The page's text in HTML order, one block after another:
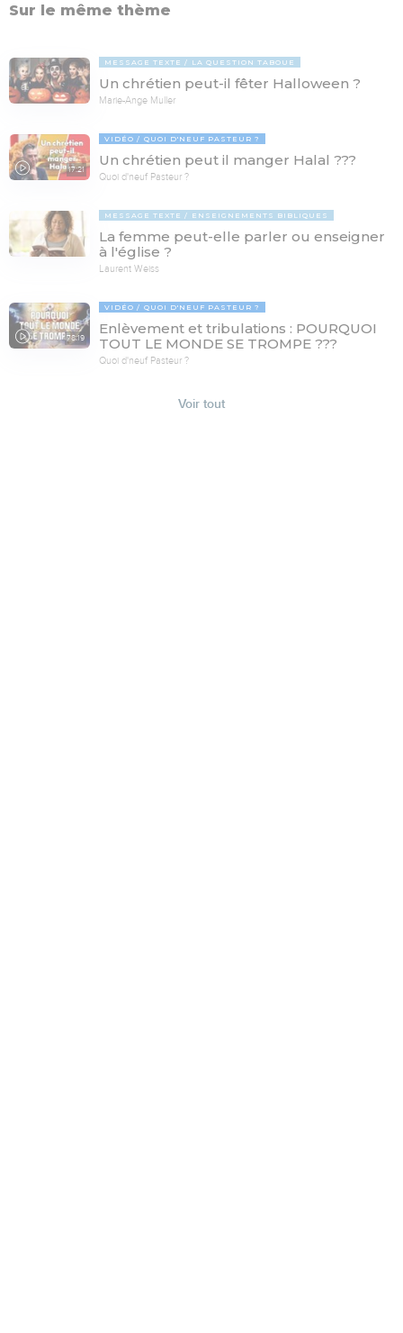
Sur le même thème
MESSAGE TEXTE LA QUESTION TABOUE
Un chrétien peut-il fêter Halloween ?
Marie-Ange Muller
17:21
VIDÉO QUOI D'NEUF PASTEUR ?
Un chrétien peut il manger Halal ???
Quoi d'neuf Pasteur ?
MESSAGE TEXTE ENSEIGNEMENTS BIBLIQUES
La femme peut-elle parler ou enseigner
à l'église ?
Laurent Weiss
78:19
VIDÉO QUOI D'NEUF PASTEUR ?
Enlèvement et tribulations : POURQUOI
TOUT LE MONDE SE TROMPE ???
Quoi d'neuf Pasteur ?
Voir tout